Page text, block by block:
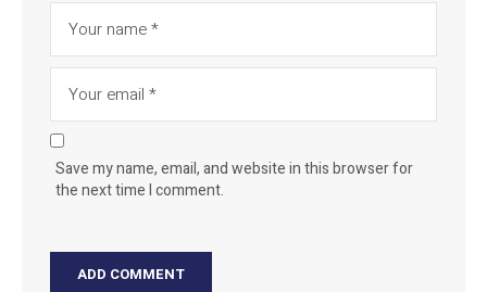
Save my name, email, and website in this browser for
the next time I comment.